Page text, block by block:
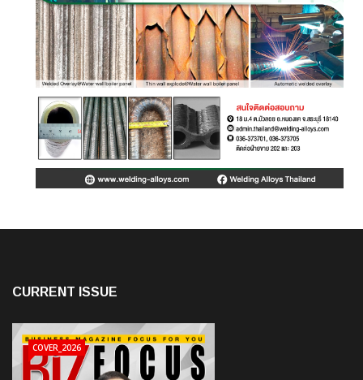
CURRENT ISSUE
COVER_2026